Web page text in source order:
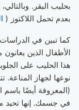
بحليب البقر.
بعدم تحمل اللاكتوز (
كما تبين في
الأطفال الذين
هذا الحليب على
نوعها لجهاز المناعة.
(المعروفة أيضًا
في جسمك. إنها تحيد